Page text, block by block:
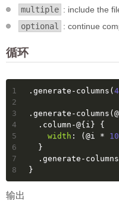
multiple : include the
optional
: continue
循环
1
2
3
4
5
6
7
8
.generate-columns ( 4
.generate-columns (
.column-@{i} {
width : ( @i *
  }
.generate-columns
}
输出